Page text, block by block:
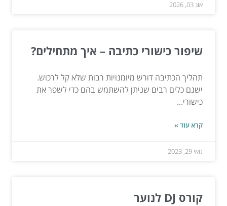
אוג 03, 2026
שיפור כישורי כתיבה – איך מתחילים?
תהליך הכתיבה דורש מיומנויות רבות שלא קל לרכוש.
ישנם כלים רבים שניתן להשתמש בהם כדי לשפר את
כישורי...
קרא עוד »
מאי 29, 2023
קורס DJ לנוער